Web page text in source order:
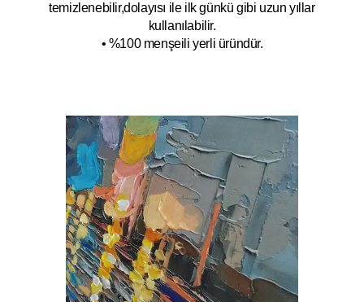
temizlenebilir,dolayısı ile ilkgünkü gibi uzun yıllar
kullanılabilir.
• %100 menşeili yerli üründür.